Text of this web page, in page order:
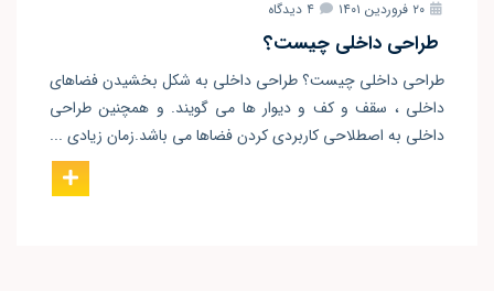
۲۰ فروردین ۱۴۰۱ ۴ دیدگاه
طراحی داخلی چیست؟
طراحی داخلی چیست؟ طراحی داخلی به شکل بخشیدن فضاهای
داخلی ، سقف و کف و دیوار ها می گویند. و همچنین طراحی
داخلی به اصطلاحی کاربردی کردن فضاها می باشد.زمان زیادی ...